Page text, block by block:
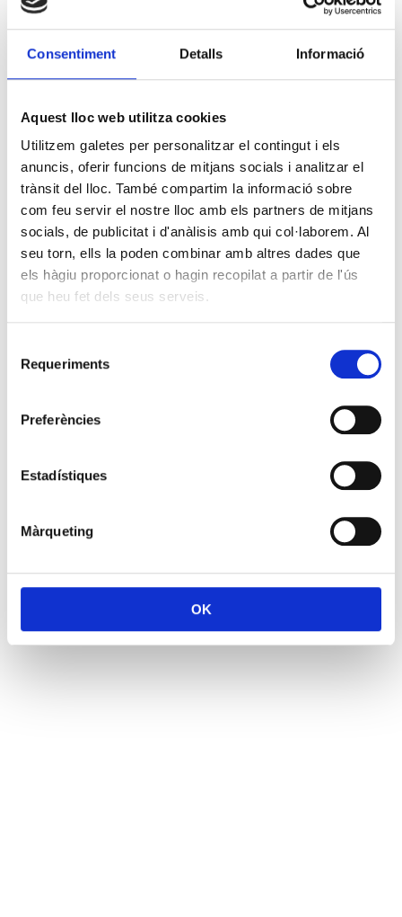
Consentiment Detalls Informació
Aquest lloc web utilitza cookies
Utilitzem galetes per personalitzar el contingut i els
anuncis, oferir funcions de mitjans socials i analitzar el
trànsit del lloc. També compartim la informació sobre
com feu servir el nostre lloc amb els partners de mitjans
socials, de publicitat i d'anàlisis amb qui col·laborem. Al
seu torn, ells la poden combinar amb altres dades que
els hàgiu proporcionat o hagin recopilat a partir de l'ús
que heu fet dels seus serveis.
Requeriments
Preferències
Estadístiques
Màrqueting
OK